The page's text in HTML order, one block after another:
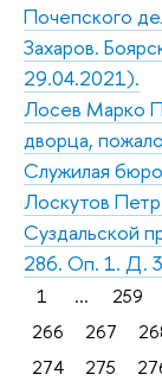
Почепского
Захаров.
29.04.2021).
Лосев Марко
дворца,
Служилая
Лоскутов
Суздальской
286. Оп. 1. Д.
1 ... 259
266
267
274
275